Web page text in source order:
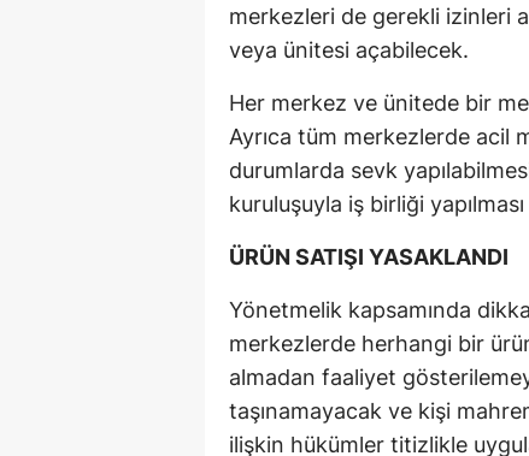
merkezleri de gerekli izinleri
veya ünitesi açabilecek.
Her merkez ve ünitede bir
Ayrıca tüm merkezlerde acil
durumlarda sevk
kuruluşuyla iş birliği
ÜRÜN SATIŞI YASAKLANDI
Yönetmelik kapsamında
merkezlerde herhangi bir
almadan faaliyet
taşınamayacak ve kişi
ilişkin hükümler titizlikle